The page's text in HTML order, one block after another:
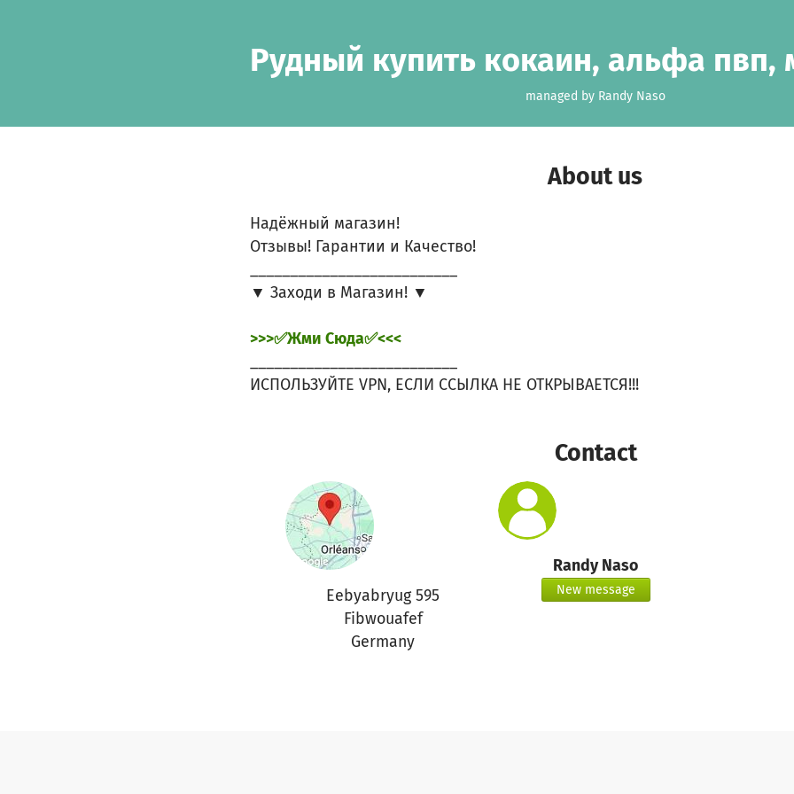
Рудный купить кокаин, альфа
managed by Randy Naso
About us
Надёжный магазин!
Отзывы! Гарантии и Качество!
▼ Заходи в Магазин! ▼
>>>✅Жми Сюда✅<<<
ИСПОЛЬЗУЙТЕ VPN, ЕСЛИ ССЫЛКА НЕ ОТКРЫВАЕТСЯ!!!
Contact
Eebyabryug 595
Fibwouafef
Germany
Randy Naso
New message